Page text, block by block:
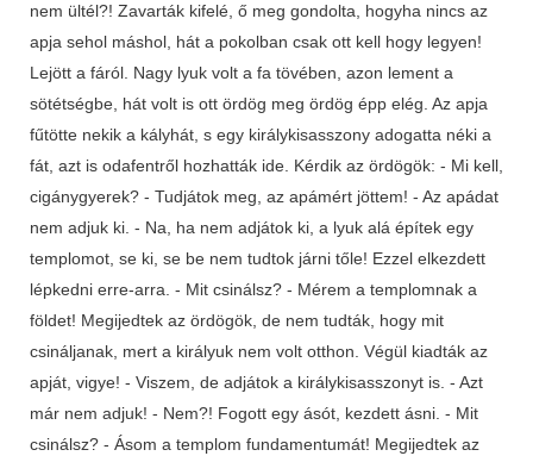
nem ültél?! Zavarták kifelé, ő meg gondolta, hogyha nincs az
apja sehol máshol, hát a pokolban csak ott kell hogy legyen!
Lejött a fáról. Nagy lyuk volt a fa tövében, azon lement a
sötétségbe, hát volt is ott ördög meg ördög épp elég. Az apja
fűtötte nekik a kályhát, s egy királykisasszony adogatta néki a
fát, azt is odafentről hozhatták ide. Kérdik az ördögök: - Mi kell,
cigánygyerek? - Tudjátok meg, az apámért jöttem! - Az apádat
nem adjuk ki. - Na, ha nem adjátok ki, a lyuk alá építek egy
templomot, se ki, se be nem tudtok járni tőle! Ezzel elkezdett
lépkedni erre-arra. - Mit csinálsz? - Mérem a templomnak a
földet! Megijedtek az ördögök, de nem tudták, hogy mit
csináljanak, mert a királyuk nem volt otthon. Végül kiadták az
apját, vigye! - Viszem, de adjátok a királykisasszonyt is. - Azt
már nem adjuk! - Nem?! Fogott egy ásót, kezdett ásni. - Mit
csinálsz? - Ásom a templom fundamentumát! Megijedtek az